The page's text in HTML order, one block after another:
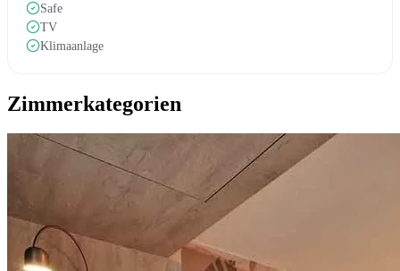
Safe
TV
Klimaanlage
Zimmerkategorien